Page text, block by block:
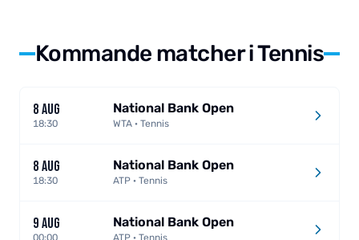
Kommande matcher i Tennis
8 AUG
18:30
National Bank Open
WTA · Tennis
8 AUG
18:30
National Bank Open
ATP · Tennis
9 AUG National Bank Open